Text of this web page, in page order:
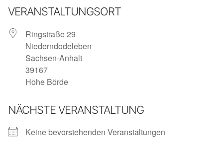
VERANSTALTUNGSORT
Ringstraße 29
Niederndodeleben
Sachsen-Anhalt
39167
Hohe Börde
NÄCHSTE VERANSTALTUNG
Keine bevorstehenden Veranstaltungen